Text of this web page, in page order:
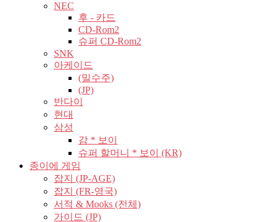
NEC
후 - 카드
CD-Rom2
슈퍼 CD-Rom2
SNK
아케이드
(밀수주)
(JP)
반다이
현대
삼성
감 * 보이
슈퍼 할머니 * 보이 (KR)
종이에 게임
잡지 (JP-AGE)
잡지 (FR-영국)
서적 & Mooks (전체)
가이드 (JP)